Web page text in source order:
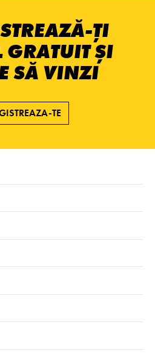
ȚI
GRATUIT ȘI
SĂ VINZI
TE